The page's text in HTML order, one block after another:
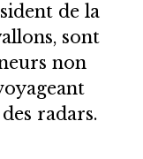
de la
sont
non
radars.